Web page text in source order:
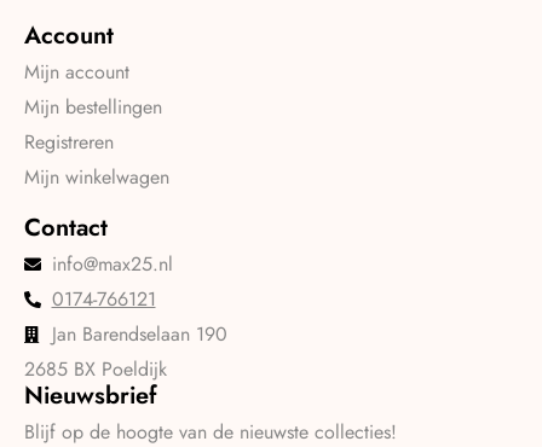
Account
Mijn account
Mijn bestellingen
Registreren
Mijn winkelwagen
Contact
info@max25.nl
0174-766121
Jan Barendselaan 190
2685 BX Poeldijk
Nieuwsbrief
Blijf op de hoogte van de nieuwste collecties!